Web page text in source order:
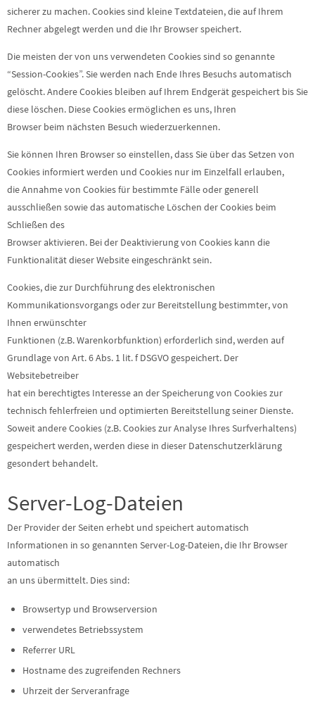
sicherer zu machen. Cookies sind kleine Textdateien, die auf Ihrem
Rechner abgelegt werden und die Ihr Browser speichert.
Die meisten der von uns verwendeten Cookies sind so genannte
“Session-Cookies”. Sie werden nach Ende Ihres Besuchs automatisch
gelöscht. Andere Cookies bleiben auf Ihrem Endgerät gespeichert bis Sie
diese löschen. Diese Cookies ermöglichen es uns, Ihren
Browser beim nächsten Besuch wiederzuerkennen.
Sie können Ihren Browser so einstellen, dass Sie über das Setzen von
Cookies informiert werden und Cookies nur im Einzelfall erlauben,
die Annahme von Cookies für bestimmte Fälle oder generell
ausschließen sowie das automatische Löschen der Cookies beim
Schließen des
Browser aktivieren. Bei der Deaktivierung von Cookies kann die
Funktionalität dieser Website eingeschränkt sein.
Cookies, die zur Durchführung des elektronischen
Kommunikationsvorgangs oder zur Bereitstellung bestimmter, von
Ihnen erwünschter
Funktionen (z.B. Warenkorbfunktion) erforderlich sind, werden auf
Grundlage von Art. 6 Abs. 1 lit. f DSGVO gespeichert. Der
Websitebetreiber
hat ein berechtigtes Interesse an der Speicherung von Cookies zur
technisch fehlerfreien und optimierten Bereitstellung seiner Dienste.
Soweit andere Cookies (z.B. Cookies zur Analyse Ihres Surfverhaltens)
gespeichert werden, werden diese in dieser Datenschutzerklärung
gesondert behandelt.
Server-Log-Dateien
Der Provider der Seiten erhebt und speichert automatisch
Informationen in so genannten Server-Log-Dateien, die Ihr Browser
automatisch
an uns übermittelt. Dies sind:
Browsertyp und Browserversion
verwendetes Betriebssystem
Referrer URL
Hostname des zugreifenden Rechners
Uhrzeit der Serveranfrage